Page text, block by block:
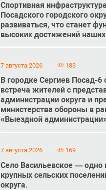
Спортивная
Посадского городского
развиваться, что станет
высоких достижений наших
7 августа 2026 183
В городке Сергиев Посад-6
встреча жителей с
администрации округа и
министерства обороны в
«Выездной
7 августа 2026 169
Село Васильевское — одно
крупных сельских
округа.